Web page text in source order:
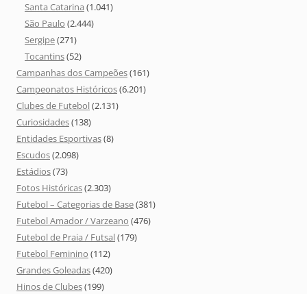
Santa Catarina (1.041)
São Paulo (2.444)
Sergipe(271)
Tocantins(52)
Campanhas dos Campeões(161)
Campeonatos Históricos(6.201)
Clubes de Futebol(2.131)
Curiosidades(138)
Entidades Esportivas(8)
Escudos(2.098)
Estádios(73)
Fotos Históricas(2.303)
Futebol – Categorias de Base(381)
Futebol Amador / Varzeano (476)
Futebol de Praia / Futsal(179)
Futebol Feminino (112)
Grandes Goleadas(420)
Hinos de Clubes(199)